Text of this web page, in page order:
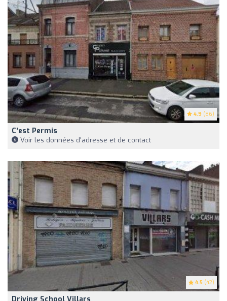
4.9 (86)
C'est Permis
Voir les données d'adresse et de contact
4.5 (42)